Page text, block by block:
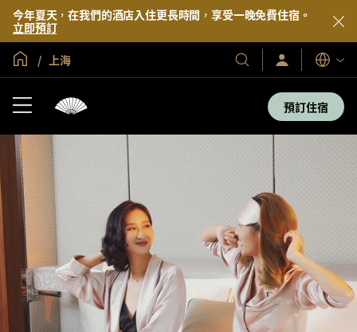
今年夏天，在我們的酒店入住更長時間，享受一晚免費住宿。
立即預訂
全球首頁
上海
我
們
登
入/
即
加
入
語
言
預訂住宿